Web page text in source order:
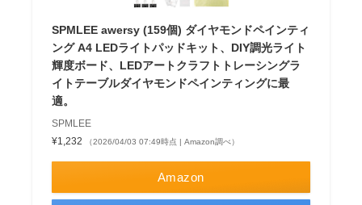
SPMLEE awersy (159個) ダイヤモンドペインティ
ング A4 LEDライトパッドキット、DIY調光ライト
輝度ボード、LEDアートクラフトトレーシングラ
イトテーブルダイヤモンドペインティングに最
適。
SPMLEE
¥1,232
（2026/04/03 07:49時点 | Amazon調べ）
Amazon